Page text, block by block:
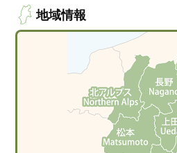
地域情報